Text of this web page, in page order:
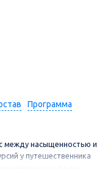
Программа
между насыщенностью и
у путешественника
бюджет и интересы.